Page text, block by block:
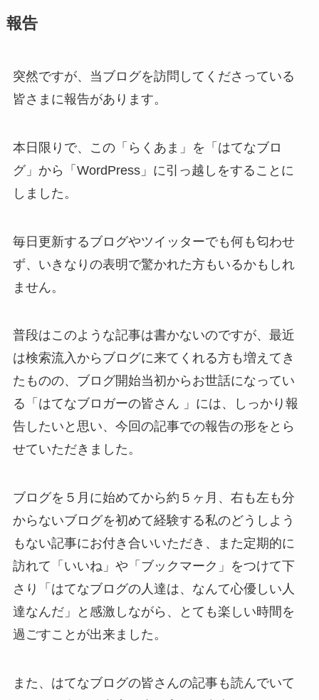
報告
突然ですが、当ブログを訪問してくださっている
皆さまに報告があります。
本日限りで、この「らくあま」を「はてなブロ
グ」から「WordPress」に引っ越しをすることに
しました。
毎日更新するブログやツイッターでも何も匂わせ
ず、いきなりの表明で驚かれた方もいるかもしれ
ません。
普段はこのような記事は書かないのですが、最近
は検索流入からブログに来てくれる方も増えてき
たものの、ブログ開始当初からお世話になってい
る「はてなブロガーの皆さん 」には、しっかり報
告したいと思い、今回の記事での報告の形をとら
せていただきました。
ブログを５月に始めてから約５ヶ月、右も左も分
からないブログを初めて経験する私のどうしよう
もない記事にお付き合いいただき、また定期的に
訪れて「いいね」や「ブックマーク」をつけて下
さり「はてなブログの人達は、なんて心優しい人
達なんだ」と感激しながら、とても楽しい時間を
過ごすことが出来ました。
また、はてなブログの皆さんの記事も読んでいて